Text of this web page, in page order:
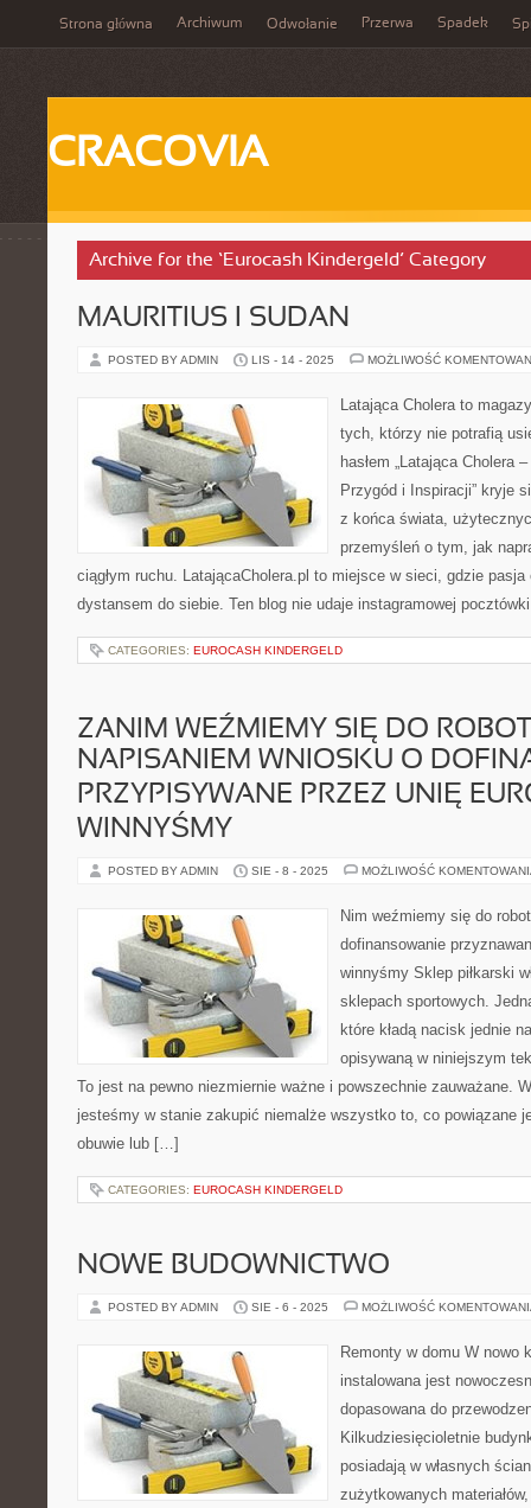
Strona główna Archiwum Odwołanie Przerwa Spadek
CRACOVIA
Archive for the ‘Eurocash Kindergeld’ Category
MAURITIUS I SUDAN
POSTED BY ADMIN LIS - 14 - 2025 MOŻLIWOŚĆ
Latająca Cholera to
tych, którzy nie potrafią
hasłem „Latająca Cholera
Przygód i Inspiracji” kryje
z końca świata,
przemyśleń o tym, jak
ciągłym ruchu. LatającaCholera.pl to miejsce w sieci, gdzie
dystansem do siebie. Ten blog nie udaje instagramowej
CATEGORIES: EUROCASH KINDERGELD
ZANIM WEŹMIEMY SIĘ DO
NAPISANIEM WNIOSKU O
PRZYPISYWANE PRZEZ UNIĘ
WINNYŚMY
POSTED BY ADMIN SIE - 8 - 2025 MOŻLIWOŚĆ
Nim weźmiemy się do
dofinansowanie
winnyśmy Sklep piłkarski
sklepach sportowych.
które kładą nacisk jednie
opisywaną w niniejszym
To jest na pewno niezmiernie ważne i powszechnie zauważane.
jesteśmy w stanie zakupić niemalże wszystko to, co powiązane
obuwie lub […]
CATEGORIES: EUROCASH KINDERGELD
NOWE BUDOWNICTWO
POSTED BY ADMIN SIE - 6 - 2025 MOŻLIWOŚĆ
Remonty w domu W nowo
instalowana jest
dopasowana do
Kilkudziesięcioletnie
posiadają w własnych
zużytkowanych